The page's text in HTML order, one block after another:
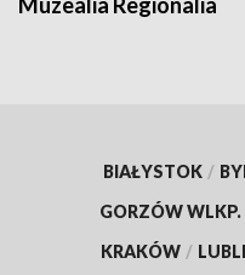
BIAŁYSTOK /
GORZÓW WLKP.
KRAKÓW /